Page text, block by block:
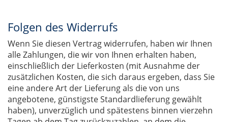
Folgen des Widerrufs
Wenn Sie diesen Vertrag widerrufen, haben wir Ihnen
alle Zahlungen, die wir von Ihnen erhalten haben,
einschließlich der Lieferkosten (mit Ausnahme der
zusätzlichen Kosten, die sich daraus ergeben, dass Sie
eine andere Art der Lieferung als die von uns
angebotene, günstigste Standardlieferung gewählt
haben), unverzüglich und spätestens binnen vierzehn